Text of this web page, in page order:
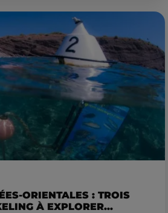
ORIENTALES : TROIS
À EXPLORER...